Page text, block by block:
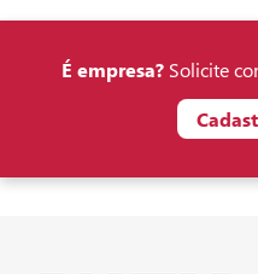
É empresa?Solicite